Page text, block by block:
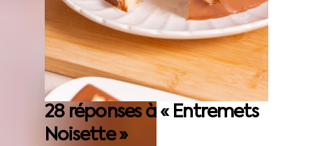
28 réponses à « Entremets
Noisette »